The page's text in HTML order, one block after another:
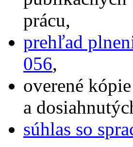
prácu,
prehľad
056,
overené
a
súhlas so